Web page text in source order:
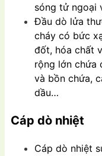
sóng tử ngoại
Đầu dò lửa
cháy có bức
đốt, hóa chất
rộng lớn chứa
và bồn chứa,
dầu…
Cáp dò nhiệt
Cáp dò nhiệt